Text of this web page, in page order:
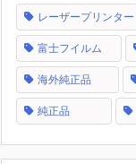
レーザープリンター
富士フイルム
海外純正品
純正品